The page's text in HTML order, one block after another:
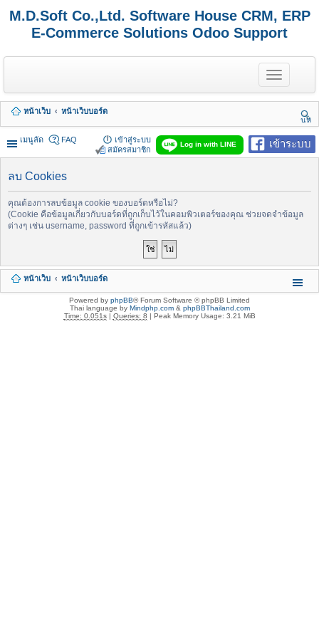
M.D.Soft Co.,Ltd. Software House CRM, ERP
E-Commerce Solutions Odoo Support
T
o
g
e
n
a
v
a
i
หน้าเว็บ
หน้าเว็บบอร์ด
นห
า
เมนูลัด
เข้าระบบ
Log in with LINE
FAQ
เข้าสู่ระบบ
สมัครสมาชิก
ลบ Cookies
คุณต้องการลบข้อมูล cookie ของบอร์ดหรือไม่?
(Cookie คือข้อมูลเกี่ยวกับบอร์ดที่ถูกเก็บไว้ในคอมพิวเตอร์ของคุณ ช่วยจดจำข้อมูล
ต่างๆ เช่น username, password ที่ถูกเข้ารหัสแล้ว)
หน้าเว็บ หน้าเว็บบอร์ด
Powered by phpBB® Forum Software © phpBB Limited
Thai language by Mindphp.com& phpBBThailand.com
Time: 0.051s| Queries: 8 | Peak Memory Usage: 3.21 MiB